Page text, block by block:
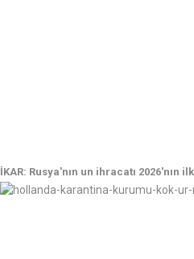
İKAR: Rusya'nın un ihracatı 2026'nın